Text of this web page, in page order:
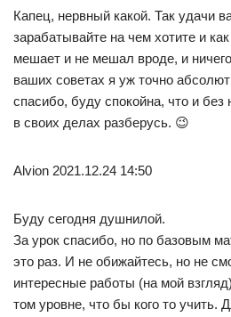
Капец, нервный какой. Так удачи
зарабатывайте на чем хотите и
мешает и не мешал вроде, и
ваших советах я уж точно
спасибо, буду спокойна, что и без
в своих делах разберусь. 😉
Alvion 2021.12.24 14:50
Буду сегодня душнилой.
За урок спасибо, но по базовым
это раз. И не обижайтесь, но не
интересные работы (на мой
том уровне, что бы кого то учить.